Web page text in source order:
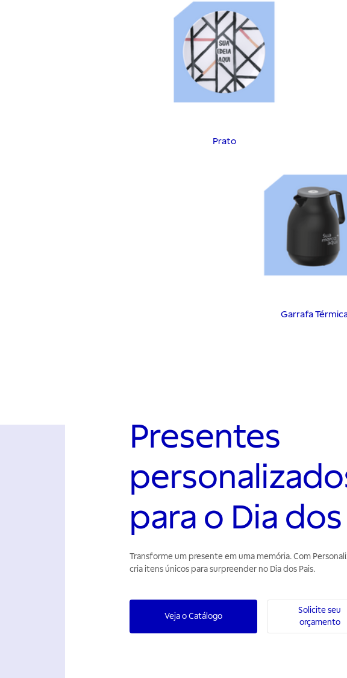
Prato
Garrafa
Presentes
para o Dia dos
Transforme um presente em uma memória. Com
cria itens únicos para surpreender no Dia dos Pais.
Veja o Catálogo
Solicite seu
orçamento